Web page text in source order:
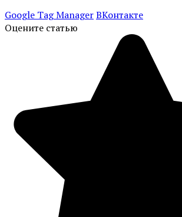
Google Tag ManagerВКонтакте
Оцените статью